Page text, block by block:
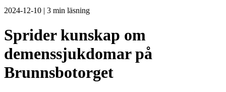
2024-12-10 | 3 min läsning
Sprider kunskap om
demenssjukdomar på
Brunnsbotorget